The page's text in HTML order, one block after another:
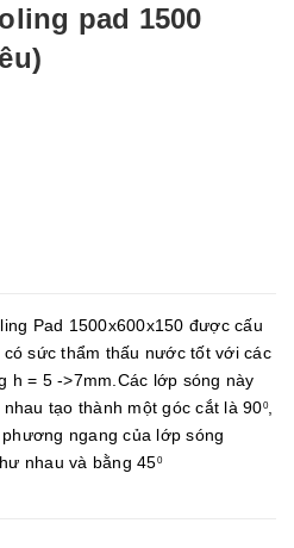
pad 1500
Pad 1500x600x150 được cấu
sức thẩm thấu nước tốt với các
h = 5 ->7mm.Các lớp sóng này
tạo thành một góc cắt là 900,
ngang của lớp sóng
nhau và bằng 450